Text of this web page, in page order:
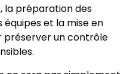
la préparation des
et la mise en
préserver un contrôle